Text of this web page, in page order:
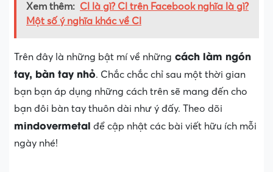
Xem thêm: Cl là gì? Cl trên Facebook nghĩa là gì?
Một số ý nghĩa khác về Cl
Trên đây là những bật mí về những cách làm ngón
tay, bàn tay nhỏ. Chắc chắc chỉ sau một thời gian
bạn bạn áp dụng những cách trên sẽ mang đến cho
bạn đôi bàn tay thuôn dài như ý đấy. Theo dõi
mindovermetal để cập nhật các bài viết hữu ích mỗi
ngày nhé!